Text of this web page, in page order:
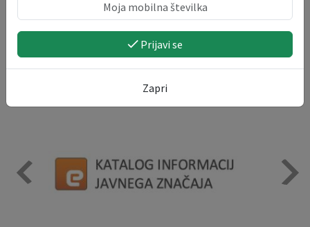
SPLOŠNE VLOGE
VARSTVO OSEBNIH PODATKOV
Prijavi se
Zapri